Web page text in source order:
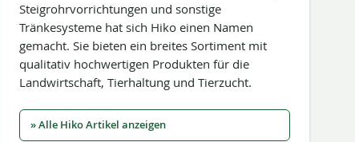
Steigrohrvorrichtungen und sonstige
Tränkesysteme hat sich Hiko einen Namen
gemacht. Sie bieten ein breites Sortiment mit
qualitativ hochwertigen Produkten für die
Landwirtschaft, Tierhaltung und Tierzucht.
» Alle Hiko Artikel anzeigen